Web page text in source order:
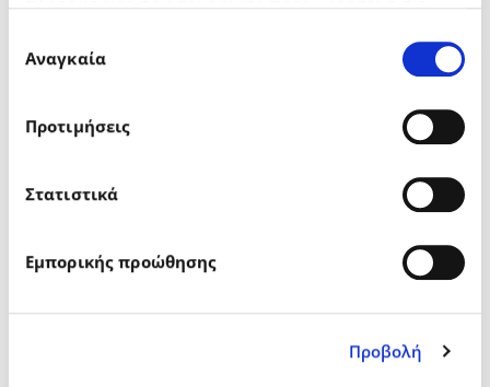
σας χρήση των υπηρεσιών τους.
συγκατάθεσης
Αναγκαία
Προτιμήσεις
Στατιστικά
Εμπορικής προώθησης
Προβολή
01.01.2019 έως
άρθρο 112 του Ν.
6. Έγκριση αμοιβών
των μελών του
Διοικητικού